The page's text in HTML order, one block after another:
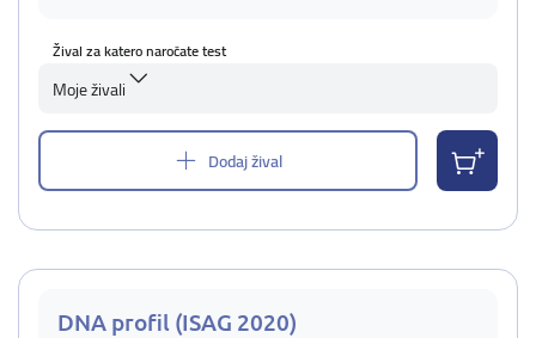
Žival za katero naročate test
Moje živali
Dodaj žival
DNA profil (ISAG 2020)